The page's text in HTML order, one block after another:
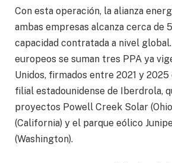
Con esta operación, la alianza
ambas empresas alcanza cerca de
capacidad contratada a nivel
europeos se suman tres PPA ya
Unidos, firmados entre 2021 y 2025
filial estadounidense de Iberdrola,
proyectos Powell Creek Solar
(California) y el parque eólico
(Washington).